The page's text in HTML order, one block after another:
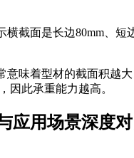
横截面是长边80mm、短
意味着型材的截面积越
因此承重能力越高。
应用场景深度